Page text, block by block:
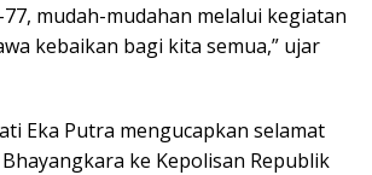
mudah-mudahan melalui kegiatan
kebaikan bagi kita semua,” ujar
Eka Putra mengucapkan selamat
ke Kepolisan Republik